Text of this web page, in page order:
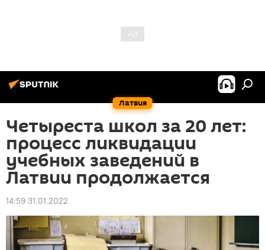
Латвия
Четыреста школ за 20 лет:
процесс ликвидации
учебных заведений в
Латвии продолжается
14:59 31.01.2022